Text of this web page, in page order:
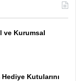
ve Kurumsal
Kutularını